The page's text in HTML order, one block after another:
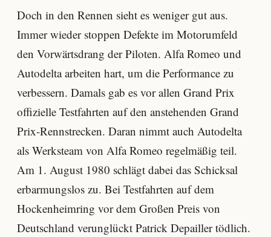
Doch in den Rennen sieht es weniger gut aus.
Immer wieder stoppen Defekte im Motorumfeld
den Vorwärtsdrang der Piloten. Alfa Romeo und
Autodelta arbeiten hart, um die Performance zu
verbessern. Damals gab es vor allen Grand Prix
offizielle Testfahrten auf den anstehenden Grand
Prix-Rennstrecken. Daran nimmt auch Autodelta
als Werksteam von Alfa Romeo regelmäßig teil.
Am 1. August 1980 schlägt dabei das Schicksal
erbarmungslos zu. Bei Testfahrten auf dem
Hockenheimring vor dem Großen Preis von
Deutschland verunglückt Patrick Depailler tödlich.